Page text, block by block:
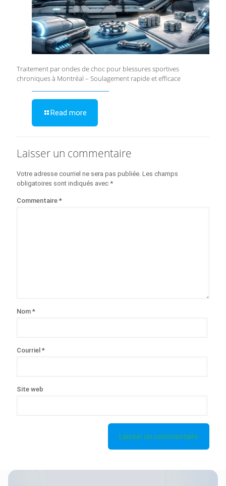
Traitement par ondes de choc pour blessures sportives
chroniques à Montréal – Soulagement rapide et efficace
Read more
Laisser un commentaire
Votre adresse courriel ne sera pas publiée. Les champs
obligatoires sont indiqués avec *
Commentaire *
Nom *
Courriel *
Site web